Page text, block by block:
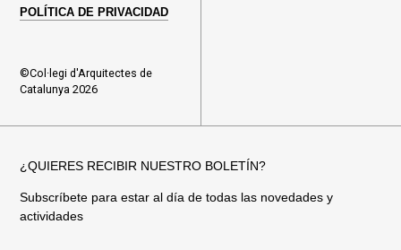
POLÍTICA DE PRIVACIDAD
©Col·legi d'Arquitectes de
Catalunya 2026
¿QUIERES RECIBIR NUESTRO BOLETÍN?
Subscríbete para estar al día de todas las novedades y
actividades